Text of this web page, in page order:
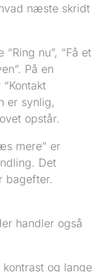
næste skridt
nu”, “Få et
På en
er synlig,
opstår.
mere” er
Det
bagefter.
handler også
og lange